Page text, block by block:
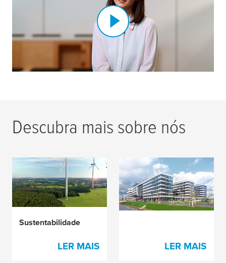
Descubra mais sobre nós
Sustentabilidade
LER MAIS
Localizações e Filiais
LER MAIS